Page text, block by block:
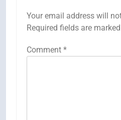
Your email address will
Required fields are marked
Comment *